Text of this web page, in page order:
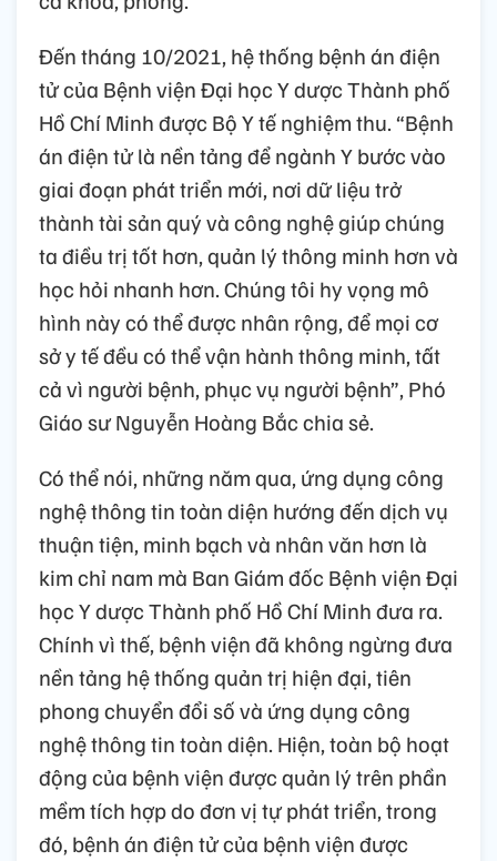
Đến tháng 10/2021, hệ thống bệnh án điện
tử của Bệnh viện Đại học Y dược Thành phố
Hồ Chí Minh được Bộ Y tế nghiệm thu. “Bệnh
án điện tử là nền tảng để ngành Y bước vào
giai đoạn phát triển mới, nơi dữ liệu trở
thành tài sản quý và công nghệ giúp chúng
ta điều trị tốt hơn, quản lý thông minh hơn và
học hỏi nhanh hơn. Chúng tôi hy vọng mô
hình này có thể được nhân rộng, để mọi cơ
sở y tế đều có thể vận hành thông minh, tất
cả vì người bệnh, phục vụ người bệnh”, Phó
Giáo sư Nguyễn Hoàng Bắc chia sẻ.
Có thể nói, những năm qua, ứng dụng công
nghệ thông tin toàn diện hướng đến dịch vụ
thuận tiện, minh bạch và nhân văn hơn là
kim chỉ nam mà Ban Giám đốc Bệnh viện Đại
học Y dược Thành phố Hồ Chí Minh đưa ra.
Chính vì thế, bệnh viện đã không ngừng đưa
nền tảng hệ thống quản trị hiện đại, tiên
phong chuyển đổi số và ứng dụng công
nghệ thông tin toàn diện. Hiện, toàn bộ hoạt
động của bệnh viện được quản lý trên phần
mềm tích hợp do đơn vị tự phát triển, trong
đó, bệnh án điện tử của bệnh viện được